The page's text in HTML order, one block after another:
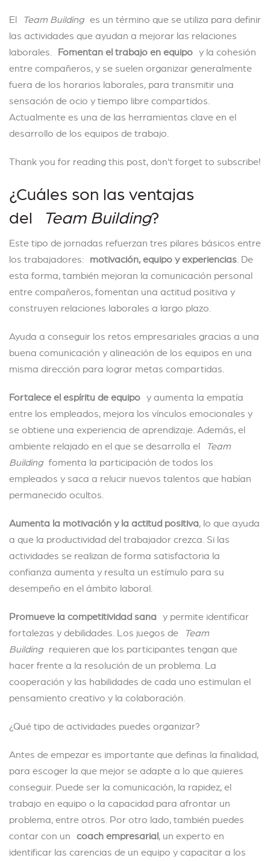
El Team Buildinges un término que se utiliza para definir
las actividades que ayudan a mejorar las relaciones
laborales. Fomentan el trabajo en equipo y la cohesión
entre compañeros, y se suelen organizar generalmente
fuera de los horarios laborales, para transmitir una
sensación de ocio y tiempo libre compartidos.
Actualmente es una de las herramientas clave en el
desarrollo de los equipos de trabajo.
Thank you for reading this post, don't forget to subscribe!
¿Cuáles son las ventajas
del
Team Building?
Este tipo de jornadas refuerzan tres pilares básicos entre
los trabajadores: motivación, equipo y experiencias . De
esta forma, también mejoran la comunicación personal
entre compañeros, fomentan una actitud positiva y
construyen relaciones laborales a largo plazo.
Ayuda a conseguir los retos empresariales gracias a una
buena comunicación y alineación de los equipos en una
misma dirección para lograr metas compartidas.
Fortalece el espíritu de equipo y aumenta la empatía
entre los empleados, mejora los vínculos emocionales y
se obtiene una experiencia de aprendizaje. Además, el
ambiente relajado en el que se desarrolla el Team
Buildingfomenta la participación de todos los
empleados y saca a relucir nuevos talentos que habían
permanecido ocultos.
Aumenta la motivación y la actitud positiva, lo que ayuda
a que la productividad del trabajador crezca. Si las
actividades se realizan de forma satisfactoria la
confianza aumenta y resulta un estímulo para su
desempeño en el ámbito laboral.
Promueve la competitividad sana y permite identificar
fortalezas y debilidades. Los juegos de Team
Buildingrequieren que los participantes tengan que
hacer frente a la resolución de un problema. La
cooperación y las habilidades de cada uno estimulan el
pensamiento creativo y la colaboración.
¿Qué tipo de actividades puedes organizar?
Antes de empezar es importante que definas la finalidad,
para escoger la que mejor se adapte a lo que quieres
conseguir. Puede ser la comunicación, la rapidez, el
trabajo en equipo o la capacidad para afrontar un
problema, entre otros. Por otro lado, también puedes
contar con un coach empresarial, un experto en
identificar las carencias de un equipo y capacitar a los